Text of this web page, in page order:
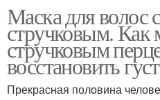
Маска для волос
стручковым. Как
стручковым
восстановить
Прекрасная половина